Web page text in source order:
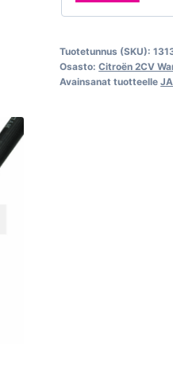
Tuotetunnus (SKU):
Osasto:Citroën 2CV
Avainsanat tuotteelle